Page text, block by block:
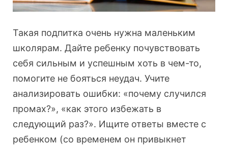
Такая подпитка очень нужна маленьким
школярам. Дайте ребенку почувствовать
себя сильным и успешным хоть в чем-то,
помогите не бояться неудач. Учите
анализировать ошибки: «почему случился
промах?», «как этого избежать в
следующий раз?». Ищите ответы вместе с
ребенком (со временем он привыкнет